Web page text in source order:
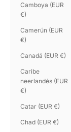
Camboya (EUR
€)
Camerún (EUR
€)
Canadá (EUR €)
Caribe
neerlandés (EUR
€)
Catar (EUR €)
Chad (EUR €)